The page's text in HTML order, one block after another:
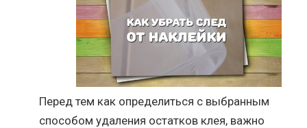
Перед тем как определиться с выбранным
способом удаления остатков клея, важно